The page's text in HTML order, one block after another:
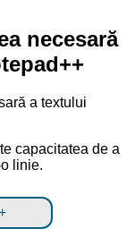
necesară
capacitatea de a
linie.